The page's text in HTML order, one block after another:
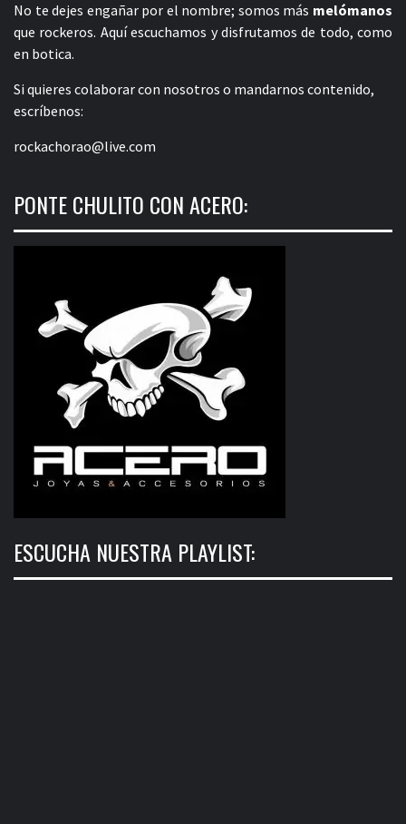
No te dejes engañar por el nombre; somos más melómanos
que rockeros. Aquí escuchamos y disfrutamos de todo, como
en botica.
Si quieres colaborar con nosotros o mandarnos contenido,
escríbenos:
rockachorao@live.com
PONTE CHULITO CON ACERO:
ESCUCHA NUESTRA PLAYLIST: